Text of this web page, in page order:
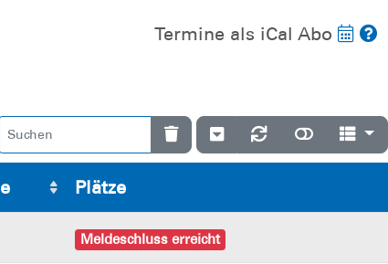
Meldeschluss erreicht
Meldeschluss erreicht
zahlreiche freie Plätze vorhanden